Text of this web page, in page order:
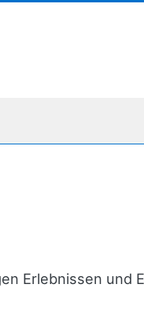
Erlebnissen und